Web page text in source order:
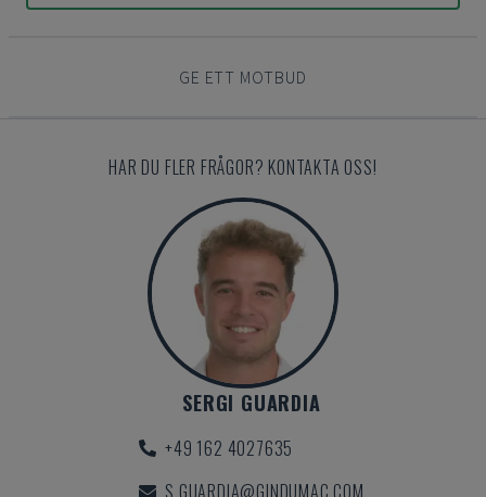
GE ETT MOTBUD
HAR DU FLER FRÅGOR? KONTAKTA OSS!
SERGI GUARDIA
+49 162 4027635
S.GUARDIA@GINDUMAC.COM